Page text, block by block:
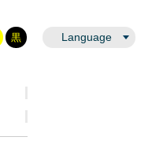
黒 Language